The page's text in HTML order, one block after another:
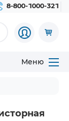
8-800-1000-321
Меню